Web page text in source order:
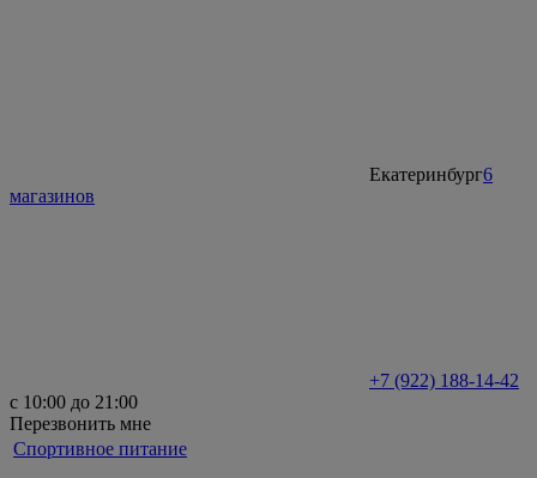
Екатеринбург6
магазинов
+7 (922) 188-14-42
с 10:00 до 21:00
Перезвонить мне
Спортивное питание